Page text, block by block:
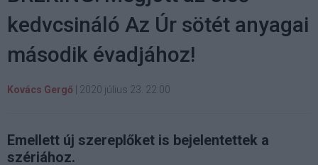
kedvcsináló Az Úr sötét anyagai
második évadjához!
Kovács Gergő 2020 július 23. 22:00
Emellett új szereplőket is bejelentettek a
szériához.